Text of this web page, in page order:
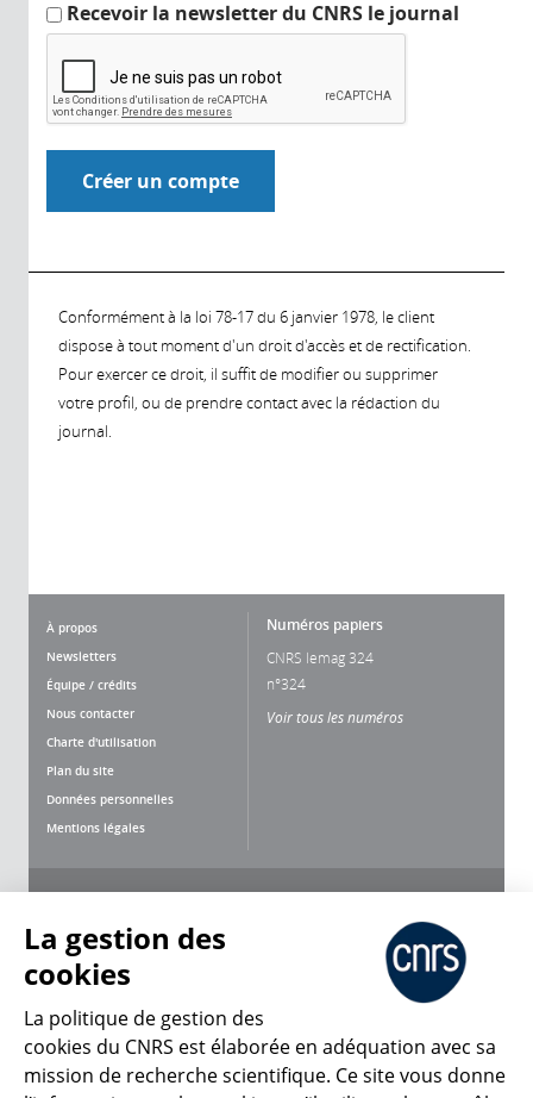
Recevoir la newsletter du CNRS le journal
Conformément à la loi 78-17 du 6 janvier 1978, le client
dispose à tout moment d'un droit d'accès et de rectification.
Pour exercer ce droit, il suffit de modifier ou supprimer
votre profil, ou de prendre contact avec la rédaction du
journal.
À propos
Newsletters
Équipe / crédits
Nous contacter
Charte d'utilisation
Plan du site
Données personnelles
Mentions légales
Numéros papiers
CNRS lemag 324
n°324
Voir tous les numéros
CNRS Le Mag
La gestion des
cookies
La politique de gestion des
cookies du CNRS est élaborée en adéquation avec sa
mission de recherche scientifique. Ce site vous donne